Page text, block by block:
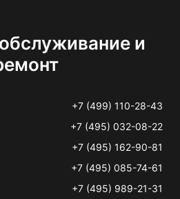
и
+7 (499) 110-28-43
+7 (495) 032-08-22
+7 (495) 162-90-81
+7 (495) 085-74-61
+7 (495) 989-21-31